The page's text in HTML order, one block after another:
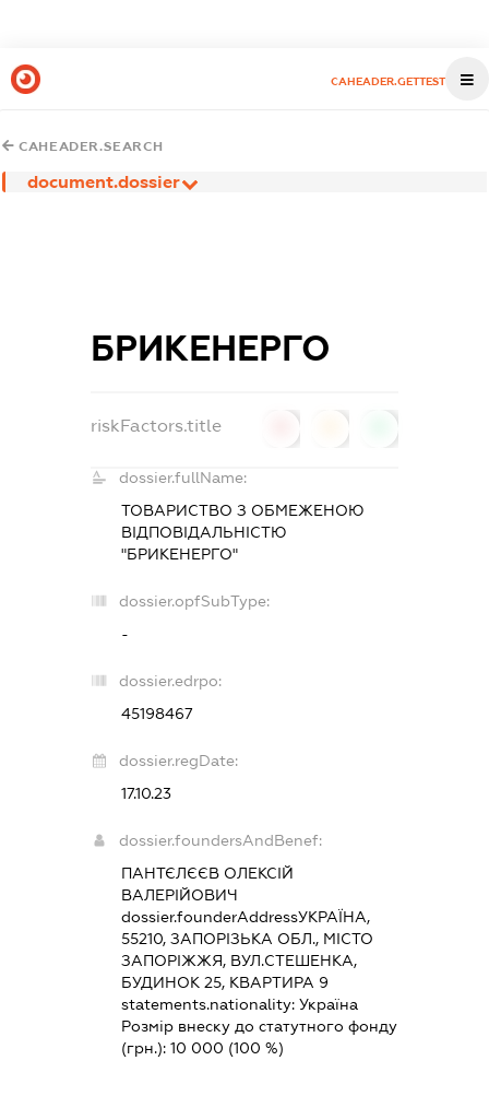
CAHEADER.GETTEST
CAHEADER.SEARCH
document.dossier
БРИКЕНЕРГО
riskFactors.title
dossier.fullName:
ТОВАРИСТВО З ОБМЕЖЕНОЮ
ВІДПОВІДАЛЬНІСТЮ
"БРИКЕНЕРГО"
dossier.opfSubType:
-
dossier.edrpo:
45198467
dossier.regDate:
17.10.23
dossier.foundersAndBenef:
ПАНТЄЛЄЄВ ОЛЕКСІЙ
ВАЛЕРІЙОВИЧ
dossier.founderAddressУКРАЇНА,
55210, ЗАПОРІЗЬКА ОБЛ., МІСТО
ЗАПОРІЖЖЯ, ВУЛ.СТЕШЕНКА,
БУДИНОК 25, КВАРТИРА 9
statements.nationality:Україна
Розмір внеску до статутного фонду
(грн.):10 000 (100 %)